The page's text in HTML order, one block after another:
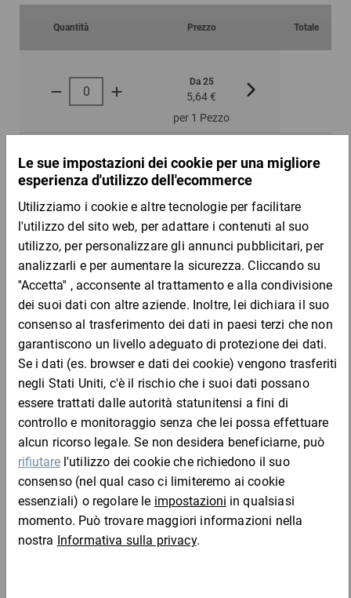
Quantità Prezzo Totale
Da 25
5,64 €
per 1 Pezzo
Campione
DESCRIZIONE DEL PRODOTTO
Le scatole con coperchio integrato sono ideali per spedire e
stoccare minuteria e ricambi, prototipi, campioni di merce,
prodotti stampati, supporti audio, formati DIN e molto altro. I
nostri cartoni e le nostre scatole in carta e cartone sono riciclabili
e il materiale riutilizzabile.
Vantaggi:
semplici e rapide da conformare
stabili e resistenti grazie alle doppie pareti laterali
le scatole di cartone con coperchio hanno un lato esterno
bianco e uno interno marrone
Materiale:
cartone a onda singola
Completa l'ordine con: